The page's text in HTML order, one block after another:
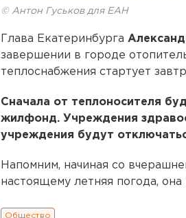
© Антон Гуськов для ЕАН
Глава Екатеринбурга
завершении в городе
теплоснабжения стартует
Сначала от теплоносителя
жилфонд. Учреждения
учреждения будут
Напомним, начиная со
настоящему летняя погода,
Общество